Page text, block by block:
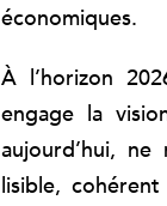
économiques.
À l’horizon
engage la
aujourd’hui,
lisible,